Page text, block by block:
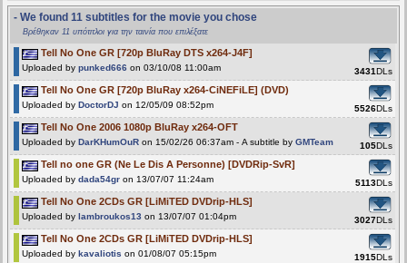
- We found 11 subtitles for the movie you chose
Βρέθηκαν 11 υπότιτλοι για την ταινία που επιλέξατε
Tell No One GR [720p BluRay DTS x264-J4F]
Uploaded by punked666 on 03/10/08 11:00am 3431DLs
Tell No One GR [720p BluRay x264-CiNEFiLE] (DVD)
Uploaded by DoctorDJ on 12/05/09 08:52pm 5526DLs
Tell No One 2006 1080p BluRay x264-OFT
Uploaded by DarKHumOuR on 15/02/26 06:37am - A subtitle by GMTeam 105DLs
Tell no one GR (Ne Le Dis A Personne) [DVDRip-SvR]
Uploaded by dada54gr on 13/07/07 11:24am 5113DLs
Tell No One 2CDs GR [LiMiTED DVDrip-HLS]
Uploaded by lambroukos13 on 13/07/07 01:04pm 3027DLs
Tell No One 2CDs GR [LiMiTED DVDrip-HLS]
Uploaded by kavaliotis on 01/08/07 05:15pm 1915DLs